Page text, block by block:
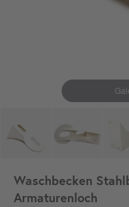
Waschbecken
Armaturenloch